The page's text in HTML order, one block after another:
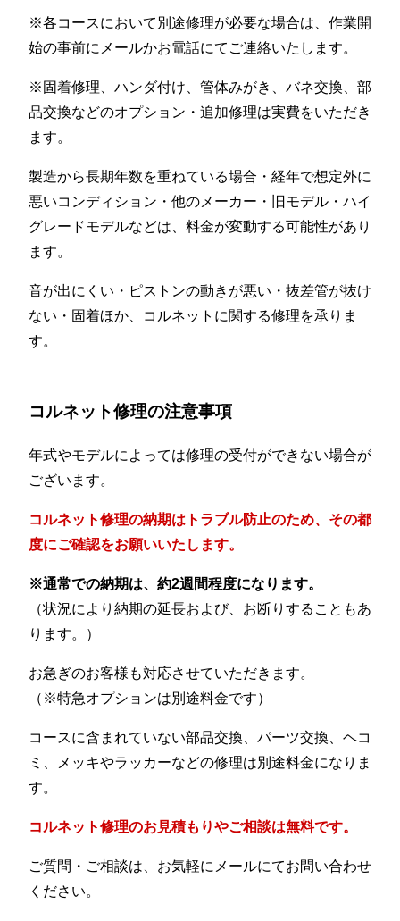
※各コースにおいて別途修理が必要な場合は、作業開
始の事前にメールかお電話にてご連絡いたします。
※固着修理、ハンダ付け、管体みがき、バネ交換、部
品交換などのオプション・追加修理は実費をいただき
ます。
製造から長期年数を重ねている場合・経年で想定外に
悪いコンディション・他のメーカー・旧モデル・ハイ
グレードモデルなどは、料金が変動する可能性があり
ます。
音が出にくい・ピストンの動きが悪い・抜差管が抜け
ない・固着ほか、コルネットに関する修理を承りま
す。
コルネット修理の注意事項
年式やモデルによっては修理の受付ができない場合が
ございます。
コルネット修理の納期はトラブル防止のため、その都
度にご確認をお願いいたします。
※通常での納期は、約2週間程度になります。
（状況により納期の延長および、お断りすることもあ
ります。）
お急ぎのお客様も対応させていただきます。
（※特急オプションは別途料金です）
コースに含まれていない部品交換、パーツ交換、ヘコ
ミ、メッキやラッカーなどの修理は別途料金になりま
す。
コルネット修理のお見積もりやご相談は無料です。
ご質問・ご相談は、お気軽にメールにてお問い合わせ
ください。